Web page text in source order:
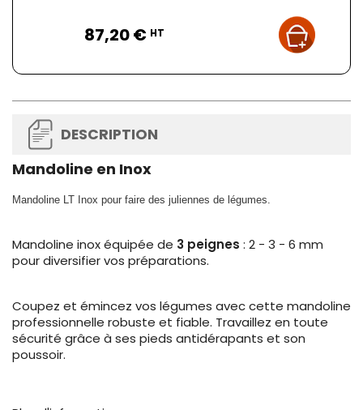
87,20 € HT
DESCRIPTION
Mandoline en Inox
Mandoline LT Inox pour faire des juliennes de légumes.
Mandoline inox équipée de 3 peignes : 2 - 3 - 6 mm
pour diversifier vos préparations.
Coupez et émincez vos légumes avec cette mandoline
professionnelle robuste et fiable. Travaillez en toute
sécurité grâce à ses pieds antidérapants et son
poussoir.